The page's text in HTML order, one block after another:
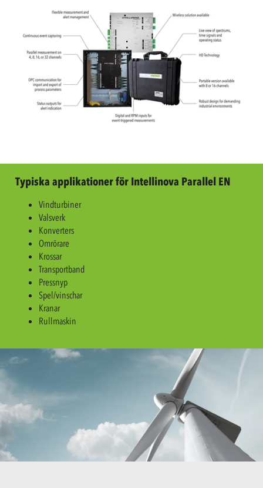
Typiska applikationer för Intellinova Parallel EN
Vindturbiner
Valsverk
Konverters
Omrörare
Krossar
Transportband
Pressnyp
Spel/vinschar
Kranar
Rullmaskin